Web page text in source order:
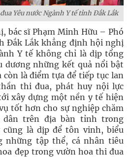
Yêu nước Ngành Y tế tỉnh Đắk Lắk
bác sĩ Phạm Minh Hữu – Phó
Đắk Lắk khẳng định hội nghị
Y tế không chỉ là dịp tổng
dương những kết quả nổi bật
là điểm tựa để tiếp tục lan
thi đua, phát huy nội lực
xây dựng một nền y tế hiện
tốt hơn cho sự nghiệp chăm
dân trên địa bàn tỉnh trong
là dịp để tôn vinh, biểu
những tập thể, cá nhân tiêu
đẹp trong vườn hoa thi đua